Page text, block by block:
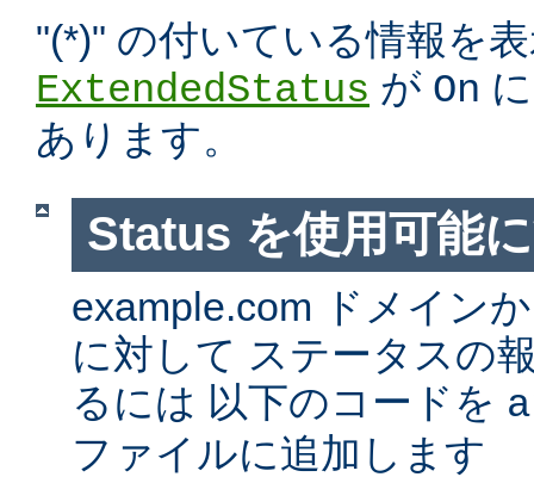
"(*)" の付いている情報を
ExtendedStatus が On
あります。
Status を使用可能
example.com ドメイン
に対して ステータスの
るには 以下のコードを
ファイルに追加します